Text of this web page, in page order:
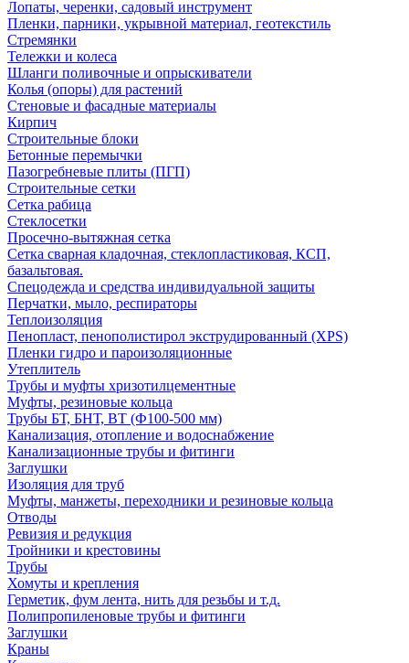
Лопаты, черенки, садовый инструмент
Пленки, парники, укрывной материал, геотекстиль
Стремянки
Тележки и колеса
Шланги поливочные и опрыскиватели
Колья (опоры) для растений
Стеновые и фасадные материалы
Кирпич
Строительные блоки
Бетонные перемычки
Пазогребневые плиты (ПГП)
Строительные сетки
Сетка рабица
Стеклосетки
Просечно-вытяжная сетка
Сетка сварная кладочная, стеклопластиковая, КСП,
базальтовая.
Спецодежда и средства индивидуальной защиты
Перчатки, мыло, респираторы
Теплоизоляция
Пенопласт, пенополистирол экструдированный (XPS)
Пленки гидро и пароизоляционные
Утеплитель
Трубы и муфты хризотилцементные
Муфты, резиновые кольца
Трубы БТ, БНТ, ВТ (Ф100-500 мм)
Канализация, отопление и водоснабжение
Канализационные трубы и фитинги
Заглушки
Изоляция для труб
Муфты, манжеты, переходники и резиновые кольца
Отводы
Ревизия и редукция
Тройники и крестовины
Трубы
Хомуты и крепления
Герметик, фум лента, нить для резьбы и т.д.
Полипропиленовые трубы и фитинги
Заглушки
Краны